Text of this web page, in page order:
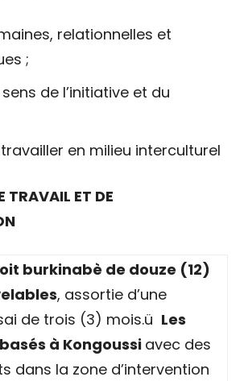
relationnelles et
;
de l’initiative et du
en milieu interculturel
TRAVAIL ET DE
burkinabè de douze (12)
, assortie d’une
de trois (3) mois.ü Les
à Kongoussi avec des
dans la zone d’intervention